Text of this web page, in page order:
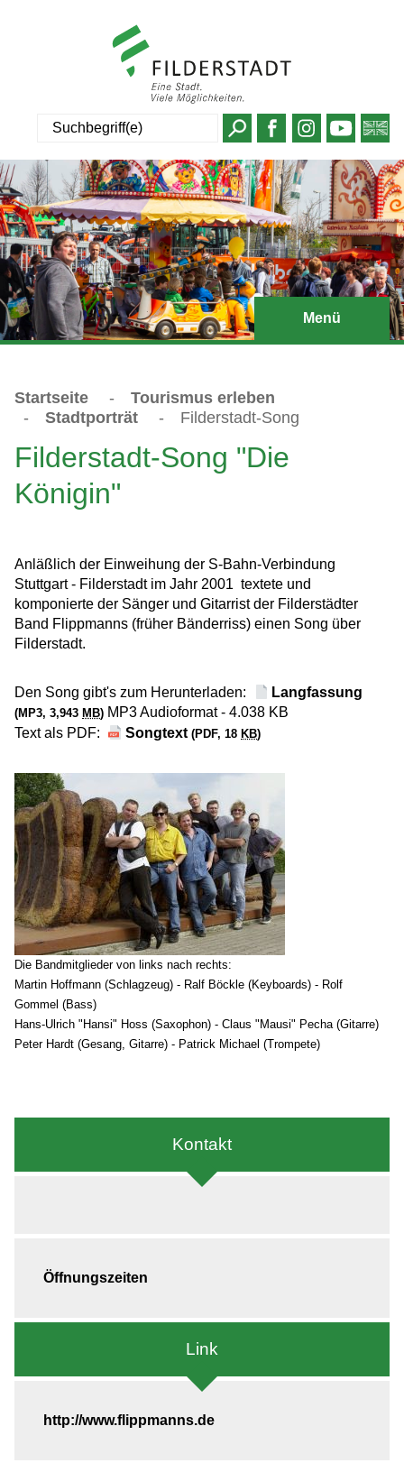
Menü
Startseite -
Tourismus erleben
-
Stadtporträt - Filderstadt-Song
Filderstadt-Song "Die
Königin"
Anläßlich der Einweihung der S-Bahn-Verbindung
Stuttgart - Filderstadt im Jahr 2001 textete und
komponierte der Sänger und Gitarrist der Filderstädter
Band Flippmanns (früher Bänderriss) einen Song über
Filderstadt.
Den Song gibt's zum Herunterladen: Langfassung
(MP3, 3,943 MB) MP3 Audioformat - 4.038 KB
Text als PDF:
Songtext(PDF, 18 KB)
Die Bandmitglieder von links nach rechts:
Martin Hoffmann (Schlagzeug) - Ralf Böckle (Keyboards) - Rolf
Gommel (Bass)
Hans-Ulrich "Hansi" Hoss (Saxophon) - Claus "Mausi" Pecha (Gitarre)
Peter Hardt (Gesang, Gitarre) - Patrick Michael (Trompete)
Kontakt
Öffnungszeiten
Link
http://www.flippmanns.de